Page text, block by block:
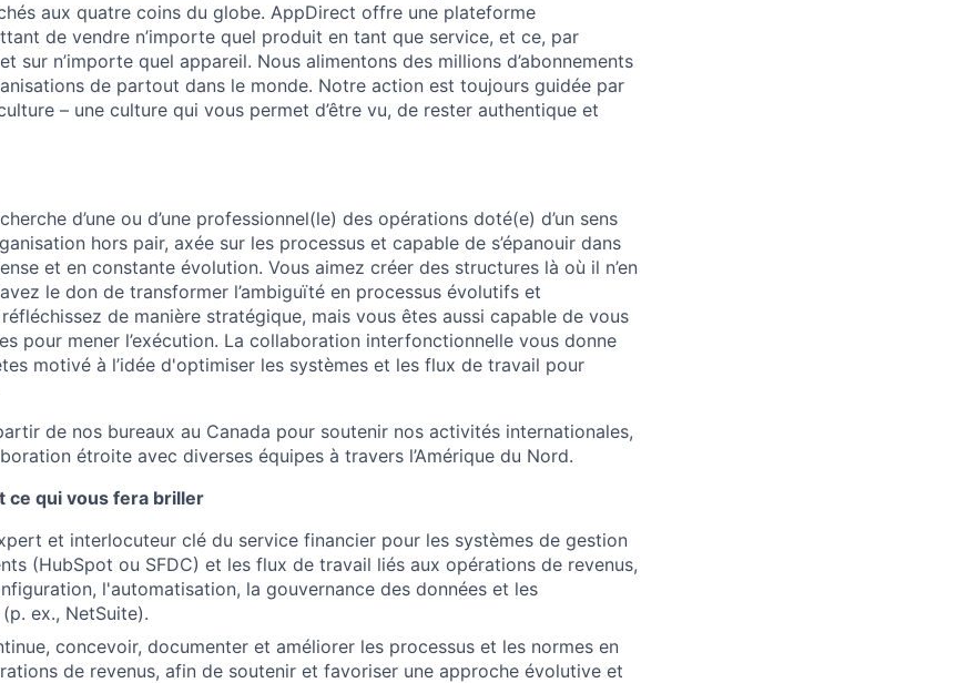
aux quatre coins du globe. AppDirect offre une plateforme
de vendre n’importe quel produit en tant que service, et ce, par
sur n’importe quel appareil. Nous alimentons des millions d’abonnements
de partout dans le monde. Notre action est toujours guidée par
– une culture qui vous permet d’être vu, de rester authentique et
d’une ou d’une professionnel(le) des opérations doté(e) d’un sens
hors pair, axée sur les processus et capable de s’épanouir dans
et en constante évolution. Vous aimez créer des structures là où il n’en
le don de transformer l’ambiguïté en processus évolutifs et
de manière stratégique, mais vous êtes aussi capable de vous
pour mener l’exécution. La collaboration interfonctionnelle vous donne
motivé à l’idée d'optimiser les systèmes et les flux de travail pour
de nos bureaux au Canada pour soutenir nos activités internationales,
étroite avec diverses équipes à travers l’Amérique du Nord.
ce qui vous fera briller
et interlocuteur clé du service financier pour les systèmes de gestion
(HubSpot ou SFDC) et les flux de travail liés aux opérations de revenus,
l'automatisation, la gouvernance des données et les
ex., NetSuite).
concevoir, documenter et améliorer les processus et les normes en
de revenus, afin de soutenir et favoriser une approche évolutive et